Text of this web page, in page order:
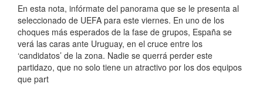
En esta nota, infórmate del panorama que se le presenta al
seleccionado de UEFA para este viernes. En uno de los
choques más esperados de la fase de grupos, España se
verá las caras ante Uruguay, en el cruce entre los
‘candidatos’ de la zona. Nadie se querrá perder este
partidazo, que no solo tiene un atractivo por los dos equipos
que part